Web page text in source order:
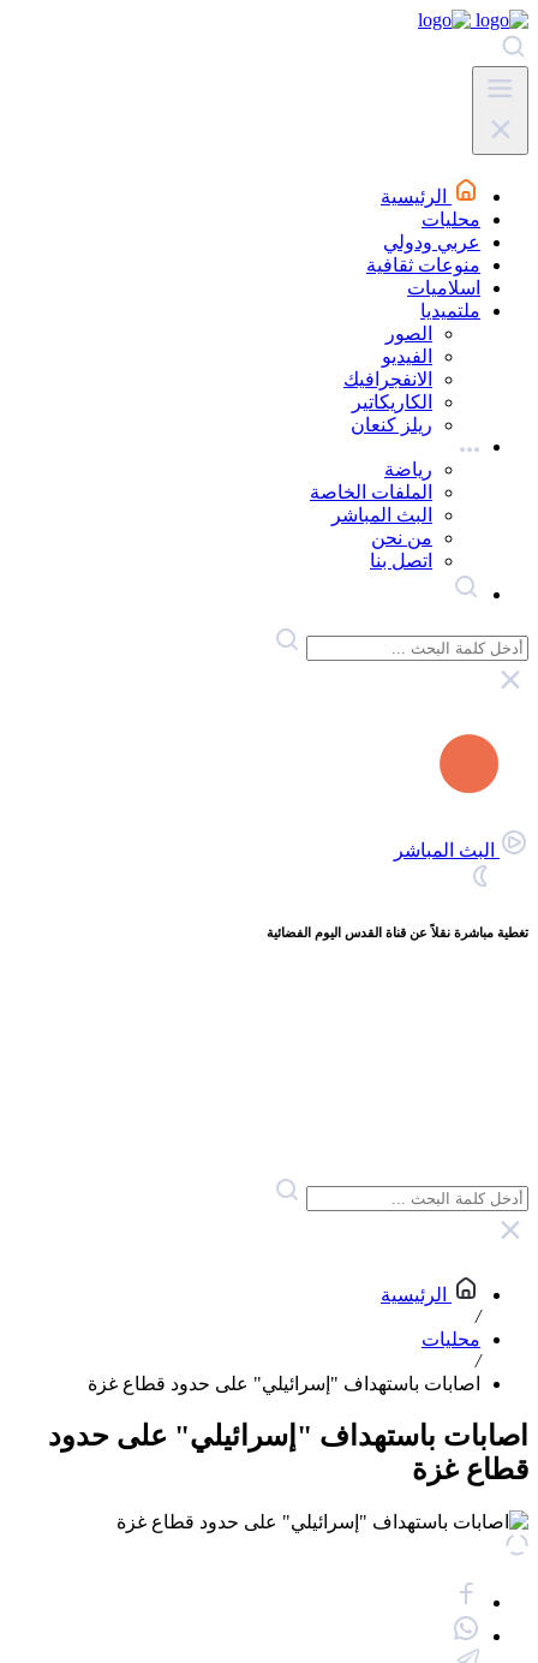
الرئيسية
محليات
عربي ودولي
منوعات ثقافية
اسلاميات
ملتميديا
الصور
الفيديو
الانفجرافيك
الكاريكاتير
ريلز كنعان
رياضة
الملفات الخاصة
البث المباشر
من نحن
اتصل بنا
البث المباشر
تغطية مباشرة نقلاً عن قناة القدس اليوم الفضائية
الرئيسية
/
محليات
/
اصابات باستهداف "إسرائيلي" على حدود قطاع غزة
اصابات باستهداف "إسرائيلي" على حدود
قطاع غزة